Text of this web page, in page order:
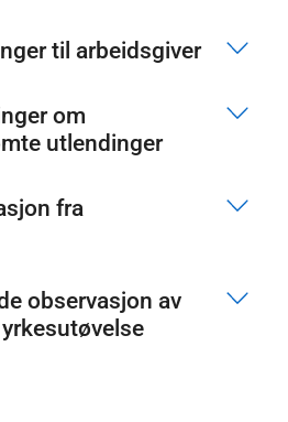
til arbeidsgiver
om
utlendinger
fra
observasjon av